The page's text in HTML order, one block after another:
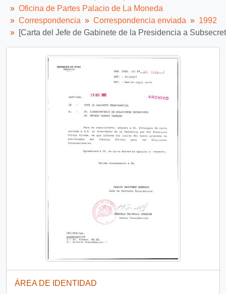
Oficina de Partes Palacio de La Moneda
Correspondencia
Correspondencia enviada
1992
[Carta del Jefe de Gabinete de la Presidencia a
ÁREA DE IDENTIDAD